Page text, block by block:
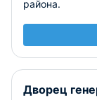
района.
Дворец